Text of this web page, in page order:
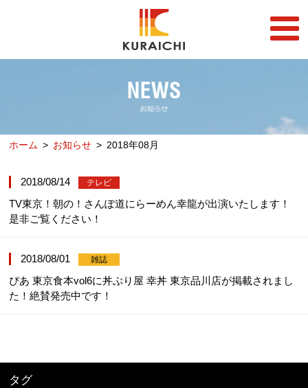
FRANCHISE
店舗一覧
らーめん店一覧
DON STORE
企業情報
RECRUIT
ホーム お知らせ 2018年08月
2018/08/14 テレビ
TV東京！朝の！さんぽ道にらーめん幸龍が出演いたします！
是非ご覧ください！
2018/08/01 雑誌
ぴあ 東京食本vol6に丼ぶり屋 幸丼 東京品川店が掲載されまし
た！絶賛発売中です！
タグ